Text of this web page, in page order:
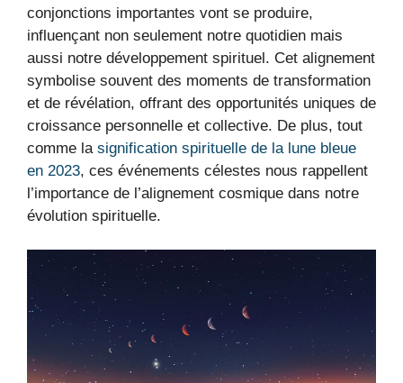
conjonctions importantes vont se produire,
influençant non seulement notre quotidien mais
aussi notre développement spirituel. Cet alignement
symbolise souvent des moments de transformation
et de révélation, offrant des opportunités uniques de
croissance personnelle et collective. De plus, tout
comme la signification spirituelle de la lune bleue
en 2023, ces événements célestes nous rappellent
l’importance de l’alignement cosmique dans notre
évolution spirituelle.